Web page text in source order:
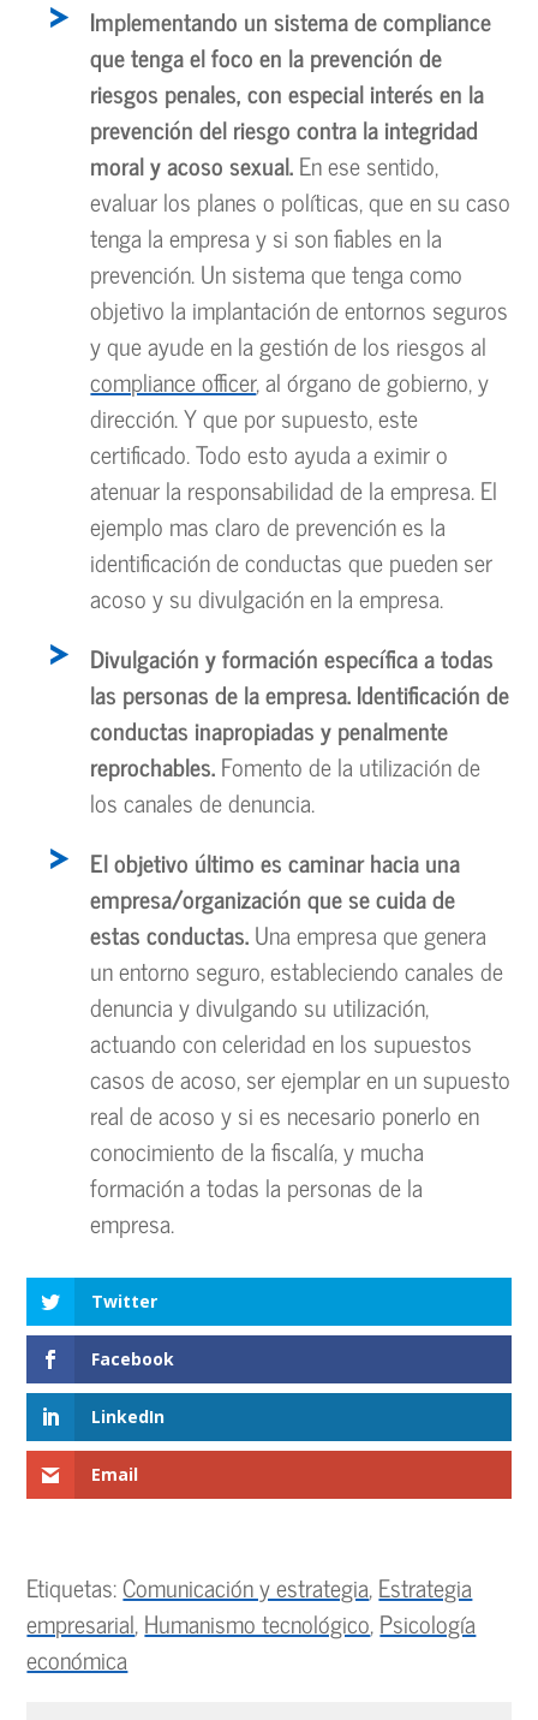
Implementando un sistema de compliance
que tenga el foco en la prevención de
riesgos penales, con especial interés en la
prevención del riesgo contra la integridad
moral y acoso sexual.En ese sentido,
evaluar los planes o políticas, que en su caso
tenga la empresa y si son fiables en la
prevención. Un sistema que tenga como
objetivo la implantación de entornos seguros
y que ayude en la gestión de los riesgos al
compliance officer, al órgano de gobierno, y
dirección. Y que por supuesto, este
certificado. Todo esto ayuda a eximir o
atenuar la responsabilidad de la empresa. El
ejemplo mas claro de prevención es la
identificación de conductas que pueden ser
acoso y su divulgación en la empresa.
Divulgación y formación específica a todas
las personas de la empresa. Identificación de
conductas inapropiadas y penalmente
reprochables.Fomento de la utilización de
los canales de denuncia.
El objetivo último es caminar hacia una
empresa/organización que se cuida de
estas conductas.Una empresa que genera
un entorno seguro, estableciendo canales de
denuncia y divulgando su utilización,
actuando con celeridad en los supuestos
casos de acoso, ser ejemplar en un supuesto
real de acoso y si es necesario ponerlo en
conocimiento de la fiscalía, y mucha
formación a todas la personas de la
empresa.
Twitter
Facebook
LinkedIn
Email
Etiquetas:Comunicación y estrategia,Estrategia
empresarial,Humanismo tecnológico,Psicología
económica